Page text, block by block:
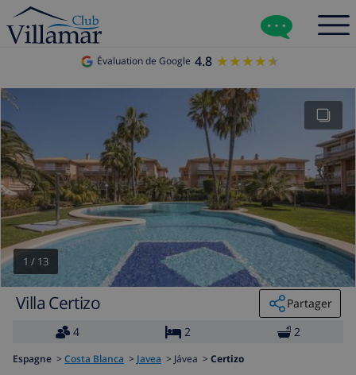
Évaluation de Google 4.8 ★★★★★
★★★★★
1 / 13
Villa Certizo
Partager
4
2 2
Espagne > Costa Blanca > Javea > Jávea > Certizo